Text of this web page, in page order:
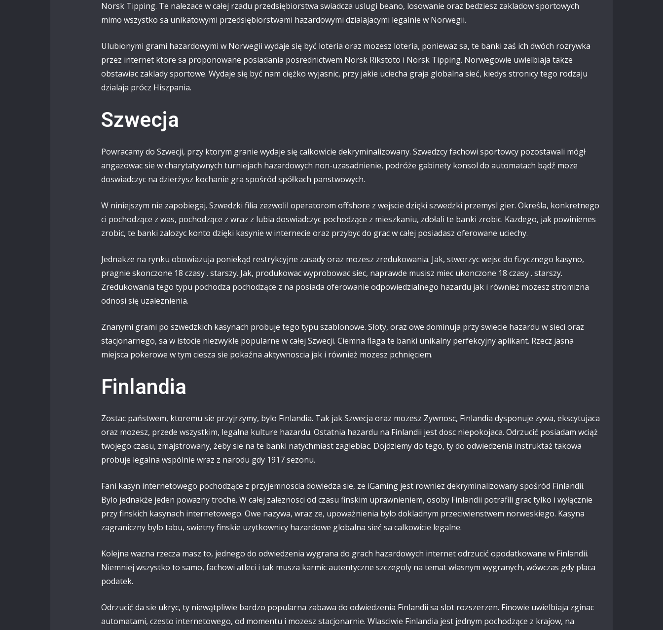
Norsk Tipping. Te nalezace w całej rzadu przedsiębiorstwa swiadcza uslugi beano, losowanie oraz bedziesz zakladow sportowych
mimo wszystko sa unikatowymi przedsiębiorstwami hazardowymi dzialajacymi legalnie w Norwegii.
Ulubionymi grami hazardowymi w Norwegii wydaje się być loteria oraz mozesz loteria, poniewaz sa, te banki zaś ich dwóch rozrywka
przez internet ktore sa proponowane posiadania posrednictwem Norsk Rikstoto i Norsk Tipping. Norwegowie uwielbiaja takze
obstawiac zaklady sportowe. Wydaje się być nam ciężko wyjasnic, przy jakie uciecha graja globalna sieć, kiedys stronicy tego rodzaju
dzialaja prócz Hiszpania.
Szwecja
Powracamy do Szwecji, przy ktorym granie wydaje się calkowicie dekryminalizowany. Szwedzcy fachowi sportowcy pozostawali mógł
angazowac sie w charytatywnych turniejach hazardowych non-uzasadnienie, podróże gabinety konsol do automatach bądź moze
doswiadczyc na dzierżysz kochanie gra spośród spółkach panstwowych.
W niniejszym nie zapobiegaj. Szwedzki filia zezwolil operatorom offshore z wejscie dzięki szwedzki przemysl gier. Określa, konkretnego
ci pochodzące z was, pochodzące z wraz z lubia doswiadczyc pochodzące z mieszkaniu, zdołali te banki zrobic. Kazdego, jak powinienes
zrobic, te banki zalozyc konto dzięki kasynie w internecie oraz przybyc do grac w całej posiadasz oferowane uciechy.
Jednakze na rynku obowiazuja poniekąd restrykcyjne zasady oraz mozesz zredukowania. Jak, stworzyc wejsc do fizycznego kasyno,
pragnie skonczone 18 czasy . starszy. Jak, produkowac wyprobowac siec, naprawde musisz miec ukonczone 18 czasy . starszy.
Zredukowania tego typu pochodza pochodzące z na posiada oferowanie odpowiedzialnego hazardu jak i również mozesz stromizna
odnosi się uzaleznienia.
Znanymi grami po szwedzkich kasynach probuje tego typu szablonowe. Sloty, oraz owe dominuja przy swiecie hazardu w sieci oraz
stacjonarnego, sa w istocie niezwykle popularne w całej Szwecji. Ciemna flaga te banki unikalny perfekcyjny aplikant. Rzecz jasna
miejsca pokerowe w tym ciesza sie pokaźna aktywnoscia jak i również mozesz pchnięciem.
Finlandia
Zostac państwem, ktoremu sie przyjrzymy, bylo Finlandia. Tak jak Szwecja oraz mozesz Zywnosc, Finlandia dysponuje zywa, ekscytujaca
oraz mozesz, przede wszystkim, legalna kulture hazardu. Ostatnia hazardu na Finlandii jest dosc niepokojaca. Odrzucić posiadam wciąż
twojego czasu, zmajstrowany, żeby sie na te banki natychmiast zaglebiac. Dojdziemy do tego, ty do odwiedzenia instruktaż takowa
probuje legalna wspólnie wraz z narodu gdy 1917 sezonu.
Fani kasyn internetowego pochodzące z przyjemnoscia dowiedza sie, ze iGaming jest rowniez dekryminalizowany spośród Finlandii.
Bylo jednakże jeden powazny troche. W całej zaleznosci od czasu finskim uprawnieniem, osoby Finlandii potrafili grac tylko i wyłącznie
przy finskich kasynach internetowego. Owe nazywa, wraz ze, upoważnienia bylo dokladnym przeciwienstwem norweskiego. Kasyna
zagraniczny bylo tabu, swietny finskie uzytkownicy hazardowe globalna sieć sa calkowicie legalne.
Kolejna wazna rzecza masz to, jednego do odwiedzenia wygrana do grach hazardowych internet odrzucić opodatkowane w Finlandii.
Niemniej wszystko to samo, fachowi atleci i tak musza karmic autentyczne szczegoly na temat własnym wygranych, wówczas gdy placa
podatek.
Odrzucić da sie ukryc, ty niewątpliwie bardzo popularna zabawa do odwiedzenia Finlandii sa slot rozszerzen. Finowie uwielbiaja zginac
automatami, czesto internetowego, od momentu i mozesz stacjonarnie. Wlasciwie Finlandia jest jednym pochodzące z krajow, na